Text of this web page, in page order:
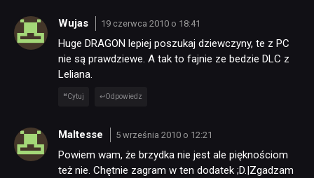
Wujas 19 czerwca 2010 o 18:41
Huge DRAGON lepiej poszukaj dziewczyny, te z PC
nie są prawdziewe. A tak to fajnie ze bedzie DLC z
Leliana.
Cytuj Odpowiedz
Maltesse 5 września 2010 o 12:21
Powiem wam, że brzydka nie jest ale pięknościom
też nie. Chętnie zagram w ten dodatek ;D.|Zgadzam